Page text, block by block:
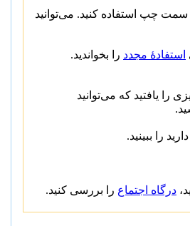
سمت چپ استفاده کنید. می‌توانید
استفادهٔ مجدد را بخواندید.
را یافتید که می‌توانید
را ببینید.
درگاه اجتماع را بررسی کنید.